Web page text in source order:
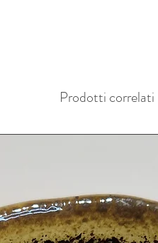
Prodotti correlati